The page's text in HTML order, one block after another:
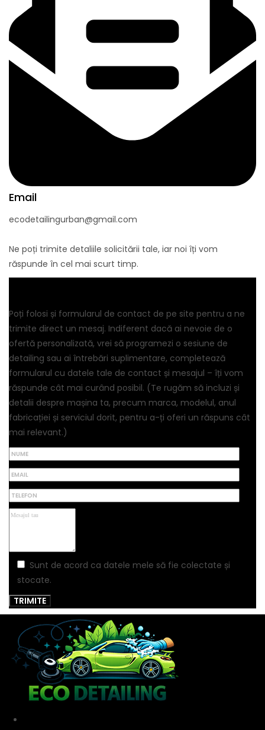
Email
ecodetailingurban@gmail.com
Ne poți trimite detaliile solicitării tale, iar noi îți vom
răspunde în cel mai scurt timp.
Poți folosi și formularul de contact de pe site pentru a ne
trimite direct un mesaj. Indiferent dacă ai nevoie de o
ofertă personalizată, vrei să programezi o sesiune de
detailing sau ai întrebări suplimentare, completează
formularul cu datele tale de contact și mesajul – îți vom
răspunde cât mai curând posibil. (Te rugăm să incluzi și
detalii despre mașina ta, precum marca, modelul, anul
fabricației și serviciul dorit, pentru a-ți oferi un răspuns cât
mai relevant.)
Sunt de acord ca datele mele să fie colectate și
stocate.